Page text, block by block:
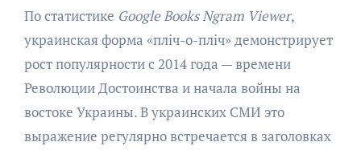
По статистике Google Books Ngram Viewer,
украинская форма «пліч-о-пліч» демонстрирует
рост популярности с 2014 года — времени
Революции Достоинства и начала войны на
востоке Украины. В украинских СМИ это
выражение регулярно встречается в заголовках